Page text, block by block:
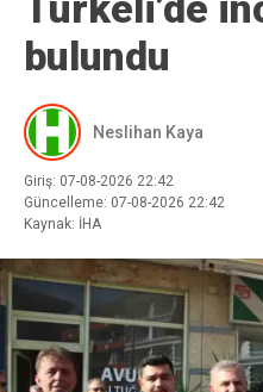
bulundu
Neslihan Kaya
Giriş: 07-08-2026 22:42
Güncelleme: 07-08-2026 22:42
Kaynak: İHA